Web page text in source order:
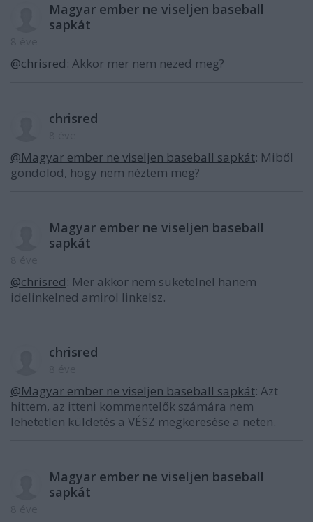
Magyar ember ne viseljen baseball
sapkát
@chrisred: Akkor mer nem nezed meg?
chrisred
@Magyar ember ne viseljen baseball sapkát: Miből
gondolod, hogy nem néztem meg?
Magyar ember ne viseljen baseball
sapkát
@chrisred: Mer akkor nem suketelnel hanem
idelinkelned amirol linkelsz.
chrisred
@Magyar ember ne viseljen baseball sapkát: Azt
hittem, az itteni kommentelők számára nem
lehetetlen küldetés a VÉSZ megkeresése a neten.
Magyar ember ne viseljen baseball
sapkát